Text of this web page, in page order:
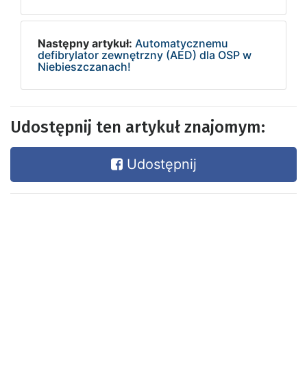
Następny artykuł: Automatycznemu
defibrylator zewnętrzny (AED) dla OSP w
Niebieszczanach!
Udostępnij ten artykuł znajomym:
Udostępnij